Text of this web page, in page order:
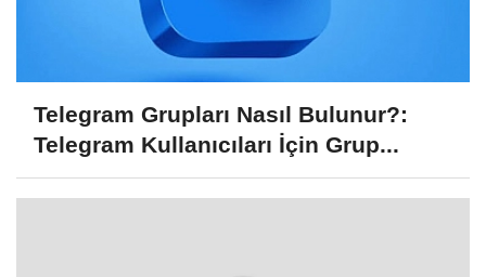
Telegram Grupları Nasıl Bulunur?:
Telegram Kullanıcıları İçin Grup...